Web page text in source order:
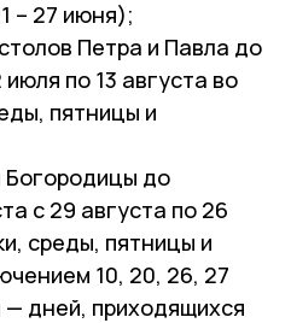
– 27 июня);
Петра и Павла до
по 13 августа во
пятницы и
Богородицы до
с 29 августа по 26
среды, пятницы и
10, 20, 26, 27
— дней, приходящихся